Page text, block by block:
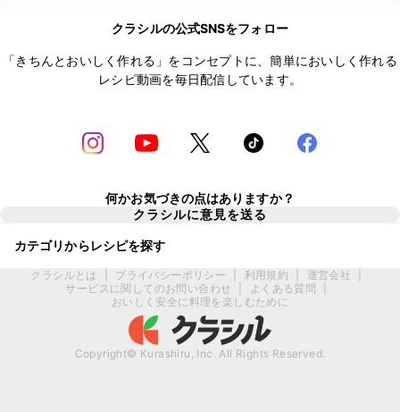
クラシルの公式SNSをフォロー
「きちんとおいしく作れる」をコンセプトに、簡単においしく作れる
レシピ動画を毎日配信しています。
何かお気づきの点はありますか？
クラシルに意見を送る
カテゴリからレシピを探す
クラシルとは プライバシーポリシー 利用規約 運営会社
サービスに関してのお問い合わせ
よくある質問
おいしく安全に料理を楽しむために
Copyright© Kurashiru, Inc. All Rights Reserved.